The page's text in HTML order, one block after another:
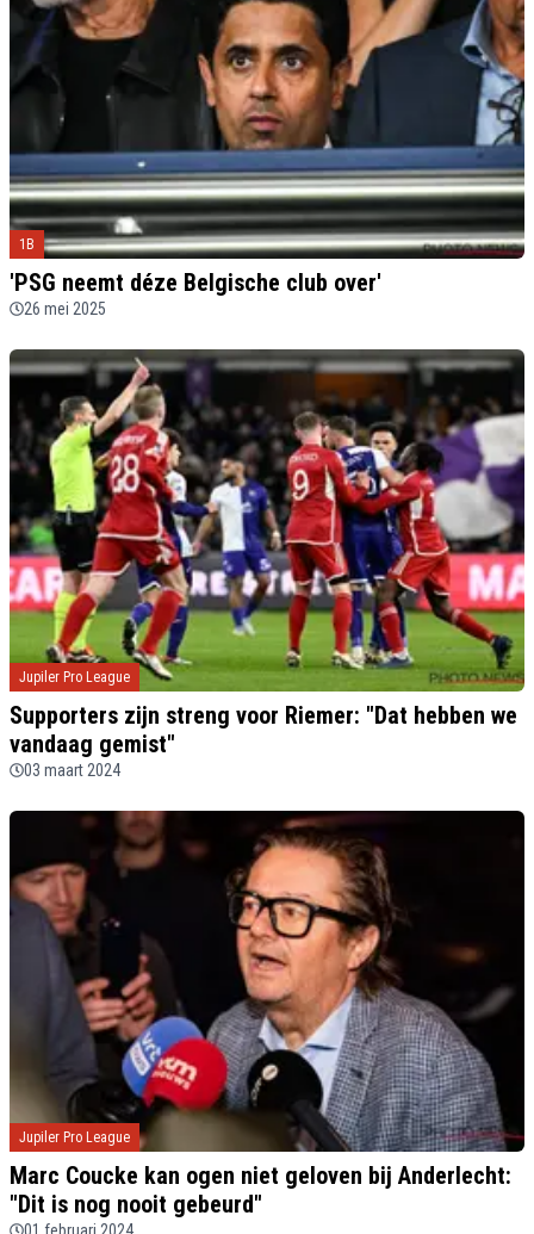
1B
'PSG neemt déze Belgische club over'
26 mei 2025
Jupiler Pro League
Supporters zijn streng voor Riemer: "Dat hebben we
vandaag gemist"
03 maart 2024
Jupiler Pro League
Marc Coucke kan ogen niet geloven bij Anderlecht:
"Dit is nog nooit gebeurd"